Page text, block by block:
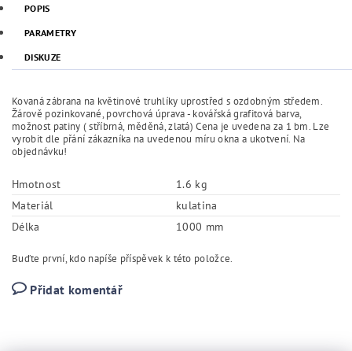
POPIS
PARAMETRY
DISKUZE
Kovaná zábrana na květinové truhlíky uprostřed s ozdobným středem.
Žárově pozinkované, povrchová úprava - kovářská grafitová barva,
možnost patiny ( stříbrná, měděná, zlatá) Cena je uvedena za 1 bm. Lze
vyrobit dle přání zákazníka na uvedenou míru okna a ukotvení. Na
objednávku!
Hmotnost
1.6 kg
Materiál
kulatina
Délka
1000 mm
Buďte první, kdo napíše příspěvek k této položce.
Přidat komentář